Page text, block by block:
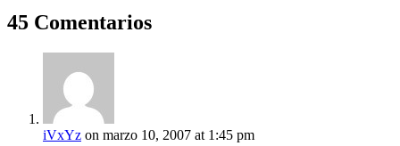
45 Comentarios
iVxYz on marzo 10, 2007 at 1:45 pm